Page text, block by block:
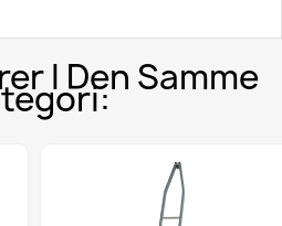
I Den Samme